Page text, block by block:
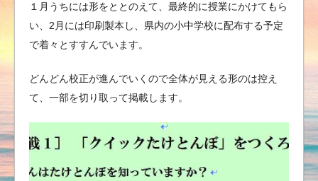
１月うちには形をととのえて、最終的に授業にかけてもら
い、2月には印刷製本し、県内の小中学校に配布する予定
で着々とすすんでいます。
どんどん校正が進んでいくので全体が見える形のは控え
て、一部を切り取って掲載します。